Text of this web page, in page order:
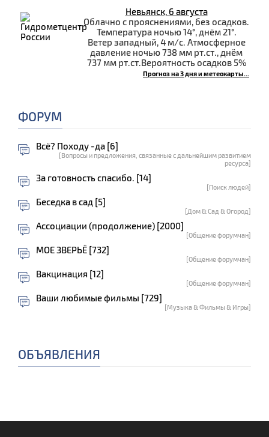
Невьянск, 6 августа
Облачно с прояснениями, без осадков.
Температура ночью 14°, днём 21°.
Ветер западный, 4 м/с. Атмосферное
давление ночью 738 мм рт.ст., днём
737 мм рт.ст.Вероятность осадков 5%
Прогноз на 3 дня и метеокарты...
ФОРУМ
Всё? Походу -да [6]
[Вопросы и предложения, связанные с дальнейшим развитием
ресурса]
За готовность спасибо. [14]
[Поиск людей]
Беседка в сад [5]
[Дом & Сад & Огород]
Ассоциации (продолжение) [2000]
[Общение форумчан]
МОЕ ЗВЕРЬЁ [732]
[Общение форумчан]
Вакцинация [12]
[Общение форумчан]
Ваши любимые фильмы [729]
[Музыка & Фильмы & Игры]
ОБЪЯВЛЕНИЯ